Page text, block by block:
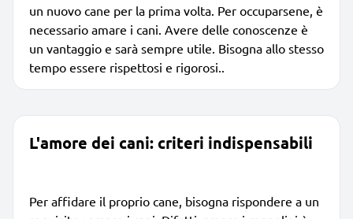
un nuovo cane per la prima volta. Per occuparsene, è
necessario amare i cani. Avere delle conoscenze è
un vantaggio e sarà sempre utile. Bisogna allo stesso
tempo essere rispettosi e rigorosi..
L'amore dei cani: criteri indispensabili
Per affidare il proprio cane, bisogna rispondere a un